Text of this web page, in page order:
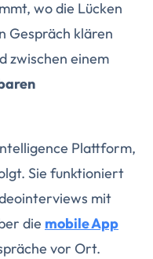
wo die Lücken
Gespräch klären
zwischen einem
Plattform,
Sie funktioniert
mit
die mobile App
vor Ort.